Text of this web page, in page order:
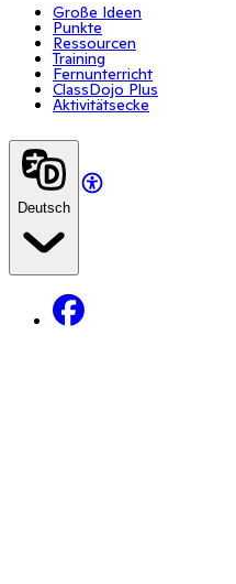
Große Ideen
Punkte
Ressourcen
Training
Fernunterricht
ClassDojo Plus
Aktivitätsecke
Deutsch
Facebook